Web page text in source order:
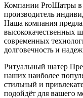
Компании ProШатры
производитель
Наша компания
высококачественных
современных
долговечность и
Ритуальный шатер
наших наиболее
стильный и
подойдёт для вашего